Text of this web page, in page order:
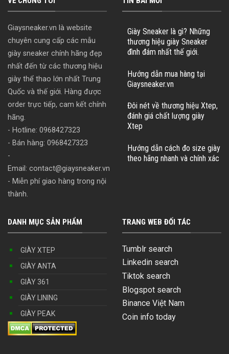
Giaysneaker.vn là website
chuyên cung cấp các mẫu
giày sneaker chính hãng đẹp
nhất đến từ các thương hiệu
giày thể thao lớn nhất Trung
Quốc và thế giới. Hàng được
order trực tiếp, cam kết chính
hãng.
- Hotline: 0968427323
- Bán hàng: 0968427323
-
Email: contact@giaysneaker.vn
- Miễn phí giao hàng trong nội
thành.
Giày Sneaker là gì? Những
thương hiệu giày Sneaker
đình đám nhất thế giới.
Hướng dẫn mua hàng tại
Giaysneaker.vn
Đôi nét về thương hiệu Xtep,
đánh giá chất lượng giày
Xtep
Hướng dẫn cách đo size giày
theo hãng nhanh và chính xác
DANH MỤC SẢN PHẨM
GIÀY XTEP
GIÀY ANTA
GIÀY 361
GIÀY LINING
GIÀY PEAK
TRANG WEB ĐỐI TÁC
Tumblr search
Linkedin search
Tiktok search
Blogspot search
Binance Việt Nam
Coin info today